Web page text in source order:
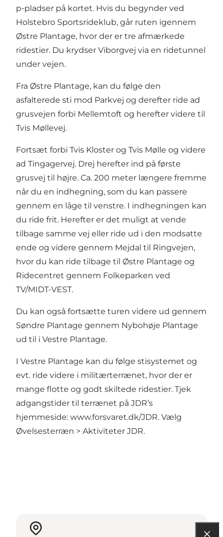
p-pladser på kortet. Hvis du begynder ved
Holstebro Sportsrideklub, går ruten igennem
Østre Plantage, hvor der er tre afmærkede
ridestier. Du krydser Viborgvej via en ridetunnel
under vejen.
Fra Østre Plantage, kan du følge den
asfalterede sti mod Parkvej og derefter ride ad
grusvejen forbi Mellemtoft og herefter videre til
Tvis Møllevej.
Fortsæt forbi Tvis Kloster og Tvis Mølle og videre
ad Tingagervej. Drej herefter ind på første
grusvej til højre. Ca. 200 meter længere fremme
når du en indhegning, som du kan passere
gennem en låge til venstre. I indhegningen kan
du ride frit. Herefter er det muligt at vende
tilbage samme vej eller ride ud i den modsatte
ende og videre gennem Mejdal til Ringvejen,
hvor du kan ride tilbage til Østre Plantage og
Ridecentret gennem Folkeparken ved
TV/MIDT-VEST.
Du kan også fortsætte turen videre ud gennem
Søndre Plantage gennem Nybohøje Plantage
ud til i Vestre Plantage.
I Vestre Plantage kan du følge stisystemet og
evt. ride videre i militærterrænet, hvor der er
mange flotte og godt skiltede ridestier. Tjek
adgangstider til terrænet på JDR’s
hjemmeside: www.forsvaret.dk/JDR. Vælg
Øvelsesterræn > Aktiviteter JDR.